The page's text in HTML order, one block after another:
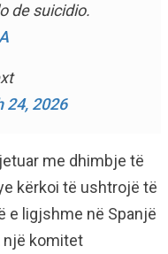
de suicidio.
24, 2026
me dhimbje të
kërkoi të ushtrojë të
e ligjshme në Spanjë
një komitet